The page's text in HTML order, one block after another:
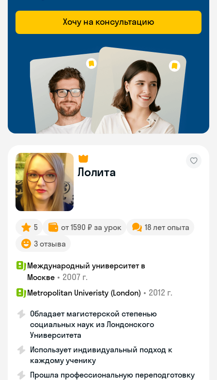
Хочу на консультацию
Лолита
5 от 1590 ₽ за урок
18 лет опыта
3 отзыва
Международный университет в
Москве • 2007 г.
Metropolitan Univeristy (London) • 2012 г.
Обладает магистерской степенью
социальных наук из Лондонского
Университета
Использует индивидуальный подход к
каждому ученику
Прошла профессиональную переподготовку